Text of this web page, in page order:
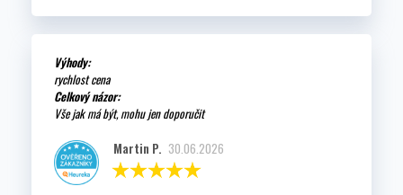
Výhody:
rychlost cena
Celkový názor:
Vše jak má být, mohu jen doporučit
Martin P. 30.06.2026